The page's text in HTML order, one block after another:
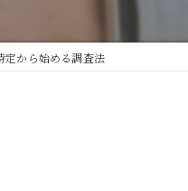
定から始める調査法